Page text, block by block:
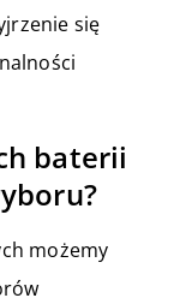
się
baterii
możemy